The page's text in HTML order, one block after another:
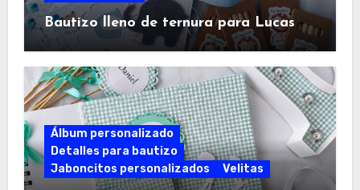
Bautizo lleno de ternura para Lucas
Álbum personalizado
Detalles para bautizo
Jaboncitos personalizados
Velitas